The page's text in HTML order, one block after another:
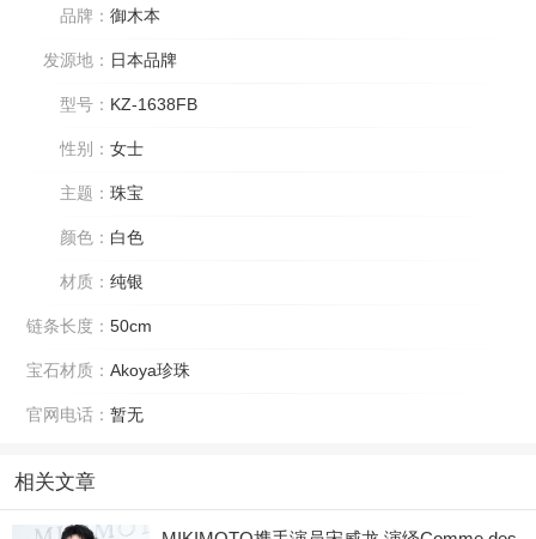
品牌： 御木本
发源地： 日本品牌
型号： KZ-1638FB
性别： 女士
主题： 珠宝
颜色： 白色
材质： 纯银
链条长度： 50cm
宝石材质： Akoya珍珠
官网电话： 暂无
相关文章